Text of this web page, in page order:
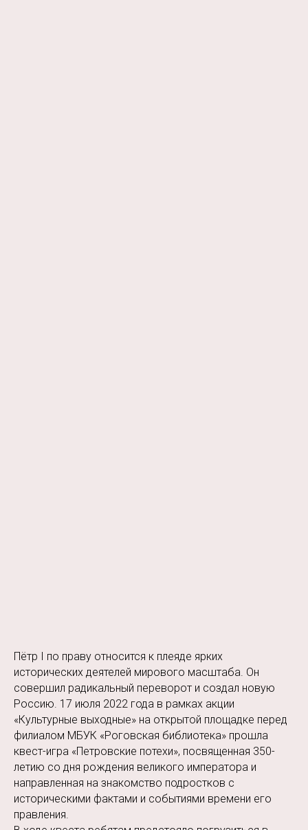
Пётр I по праву относится к плеяде ярких
исторических деятелей мирового масштаба. Он
совершил радикальный переворот и создал новую
Россию. 17 июля 2022 года в рамках акции
«Культурные выходные» на открытой площадке перед
филиалом МБУК «Роговская библиотека» прошла
квест-игра «Петровские потехи», посвященная 350-
летию со дня рождения великого императора и
направленная на знакомство подростков с
историческими фактами и событиями времени его
правления.